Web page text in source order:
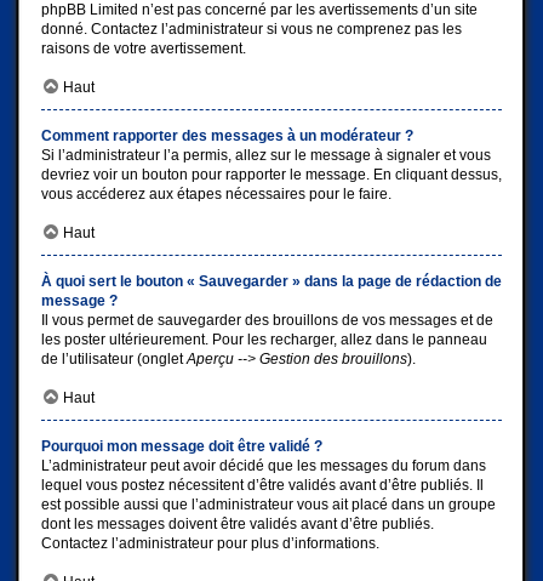
phpBB Limited n’est pas concerné par les avertissements d’un site
donné. Contactez l’administrateur si vous ne comprenez pas les
raisons de votre avertissement.
Haut
Comment rapporter des messages à un modérateur ?
Si l’administrateur l’a permis, allez sur le message à signaler et vous
devriez voir un bouton pour rapporter le message. En cliquant dessus,
vous accéderez aux étapes nécessaires pour le faire.
Haut
À quoi sert le bouton « Sauvegarder » dans la page de rédaction de
message ?
Il vous permet de sauvegarder des brouillons de vos messages et de
les poster ultérieurement. Pour les recharger, allez dans le panneau
de l’utilisateur (ongletAperçu --> Gestion des brouillons).
Haut
Pourquoi mon message doit être validé ?
L’administrateur peut avoir décidé que les messages du forum dans
lequel vous postez nécessitent d’être validés avant d’être publiés. Il
est possible aussi que l’administrateur vous ait placé dans un groupe
dont les messages doivent être validés avant d’être publiés.
Contactez l’administrateur pour plus d’informations.